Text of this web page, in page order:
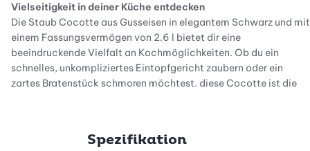
Vielseitigkeit in deiner Küche entdecken
Die Staub Cocotte aus Gusseisen in elegantem Schwarz und mit
einem Fassungsvermögen von 2.6 l bietet dir eine
beeindruckende Vielfalt an Kochmöglichkeiten. Ob du ein
schnelles, unkompliziertes Eintopfgericht zaubern oder ein
zartes Bratenstück schmoren möchtest, diese Cocotte ist die
diesem hochwertigen Schmortopf zubereiten kannst.
Spezifikation